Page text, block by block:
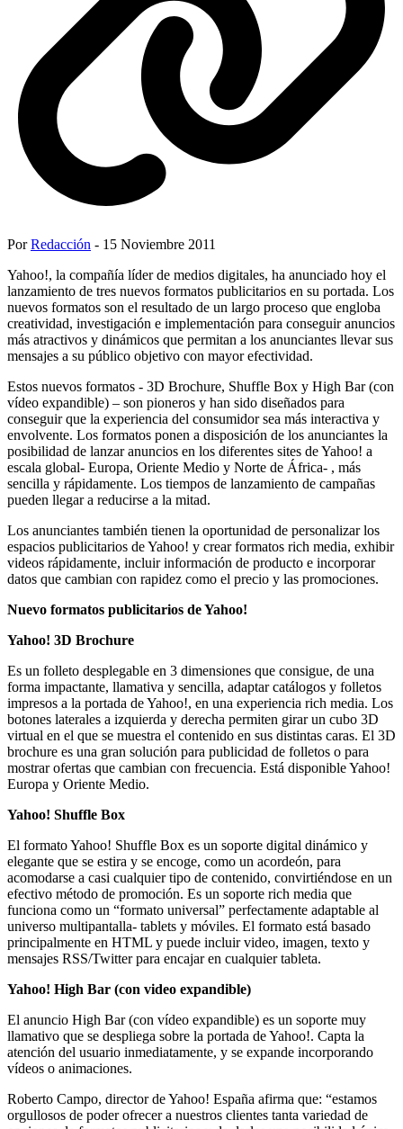
PorRedacción - 15 Noviembre 2011
Yahoo!, la compañía líder de medios digitales, ha anunciado hoy el
lanzamiento de tres nuevos formatos publicitarios en su portada. Los
nuevos formatos son el resultado de un largo proceso que engloba
creatividad, investigación e implementación para conseguir anuncios
más atractivos y dinámicos que permitan a los anunciantes llevar sus
mensajes a su público objetivo con mayor efectividad.
Estos nuevos formatos - 3D Brochure, Shuffle Box y High Bar (con
vídeo expandible) – son pioneros y han sido diseñados para
conseguir que la experiencia del consumidor sea más interactiva y
envolvente. Los formatos ponen a disposición de los anunciantes la
posibilidad de lanzar anuncios en los diferentes sites de Yahoo! a
escala global- Europa, Oriente Medio y Norte de África- , más
sencilla y rápidamente. Los tiempos de lanzamiento de campañas
pueden llegar a reducirse a la mitad.
Los anunciantes también tienen la oportunidad de personalizar los
espacios publicitarios de Yahoo! y crear formatos rich media, exhibir
videos rápidamente, incluir información de producto e incorporar
datos que cambian con rapidez como el precio y las promociones.
Nuevo formatos publicitarios de Yahoo!
Yahoo! 3D Brochure
Es un folleto desplegable en 3 dimensiones que consigue, de una
forma impactante, llamativa y sencilla, adaptar catálogos y folletos
impresos a la portada de Yahoo!, en una experiencia rich media. Los
botones laterales a izquierda y derecha permiten girar un cubo 3D
virtual en el que se muestra el contenido en sus distintas caras. El 3D
brochure es una gran solución para publicidad de folletos o para
mostrar ofertas que cambian con frecuencia. Está disponible Yahoo!
Europa y Oriente Medio.
Yahoo! Shuffle Box
El formato Yahoo! Shuffle Box es un soporte digital dinámico y
elegante que se estira y se encoge, como un acordeón, para
acomodarse a casi cualquier tipo de contenido, convirtiéndose en un
efectivo método de promoción. Es un soporte rich media que
funciona como un “formato universal” perfectamente adaptable al
universo multipantalla- tablets y móviles. El formato está basado
principalmente en HTML y puede incluir video, imagen, texto y
mensajes RSS/Twitter para encajar en cualquier tableta.
Yahoo! High Bar (con video expandible)
El anuncio High Bar (con vídeo expandible) es un soporte muy
llamativo que se despliega sobre la portada de Yahoo!. Capta la
atención del usuario inmediatamente, y se expande incorporando
vídeos o animaciones.
Roberto Campo, director de Yahoo! España afirma que: “estamos
orgullosos de poder ofrecer a nuestros clientes tanta variedad de